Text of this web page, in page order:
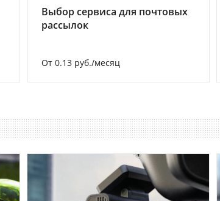
Выбор сервиса для почтовых
рассылок
От 0.13 руб./месяц